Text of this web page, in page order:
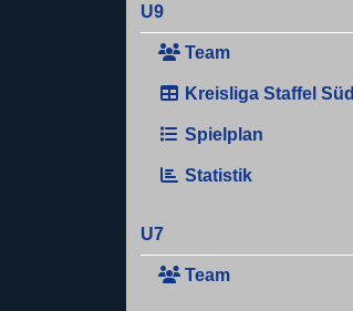
U9
Team
Kreisliga Staffel Süd
Spielplan
Statistik
U7
Team